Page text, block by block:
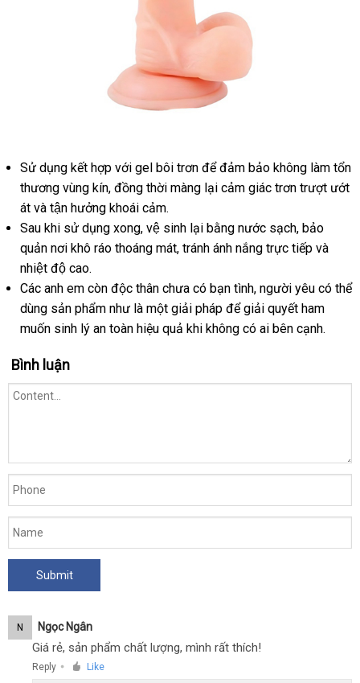
Vòng
đeo
dương
vật
inox
xuyên
niệu
đạo
Sử dụng kết hợp lắp
đặt
với gel bôi trơn địa
chỉ
để đảm bảo không làm tổn
thương vùng kínmua
hàng
, đồng thời màng lại cảm giác trơn trượt ướt
át và tận hưởng khoái cảm.
Sau khi sử dụng xongdịch
vụ
, vệ sinh lại bằng nước sạchmua
sắm
, bảo
quản nơi khô ráo thoáng mátmới
, tránh ánh nắng trực tiếp và
nhiệt độ cao.
Các anh em còn độc thân chưa có bạn tìnhở
đâu
, người yêu hàng
Hiệu
có thể
dùng sản phẩm như là một giải pháp siêu
thị
để giải quyết ham
muốn sinh lý an toàn hiệu quả khi không có ai bên cạnh.
Bình luận
N Ngọc Ngân
Giá rẻ, sản phẩm chất lượng, mình rất thích!
Reply ● Like